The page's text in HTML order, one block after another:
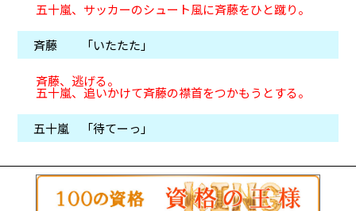
五十嵐、サッカーのシュート風に斉藤をひと蹴り。
斉藤 「いたたた」
斉藤、逃げる。
五十嵐、追いかけて斉藤の襟首をつかもうとする。
五十嵐 「待てーっ」